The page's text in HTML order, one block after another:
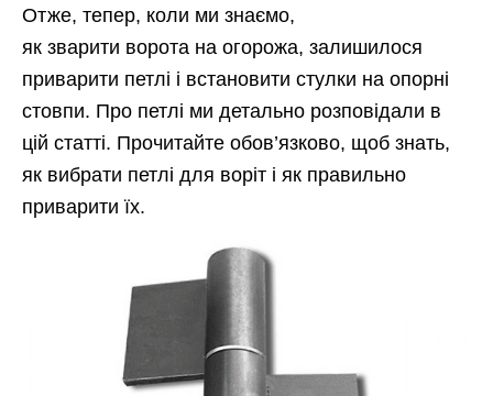
Отже, тепер, коли ми знаємо,
як зварити ворота на огорожа, залишилося
приварити петлі і встановити стулки на опорні
стовпи. Про петлі ми детально розповідали в
цій статті. Прочитайте обов’язково, щоб знать,
як вибрати петлі для воріт і як правильно
приварити їх.